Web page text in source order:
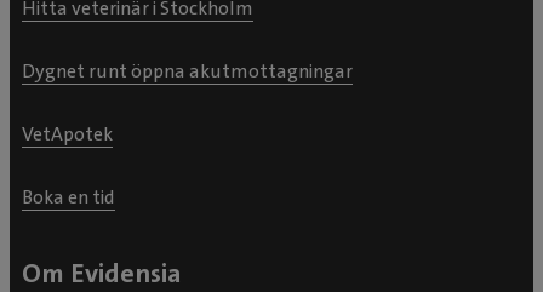
Hitta veterinär i Stockholm
Dygnet runt öppna akutmottagningar
VetApotek
Boka en tid
Om Evidensia